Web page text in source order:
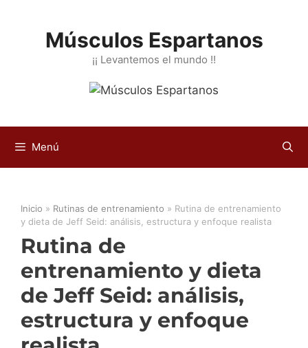
contenidoMúsculos Espartanos
¡¡ Levantemos el mundo !!
Menú
Inicio » Rutinas de entrenamiento » Rutina de entrenamiento
y dieta de Jeff Seid: análisis, estructura y enfoque realista
Rutina de
entrenamiento y dieta
de Jeff Seid: análisis,
estructura y enfoque